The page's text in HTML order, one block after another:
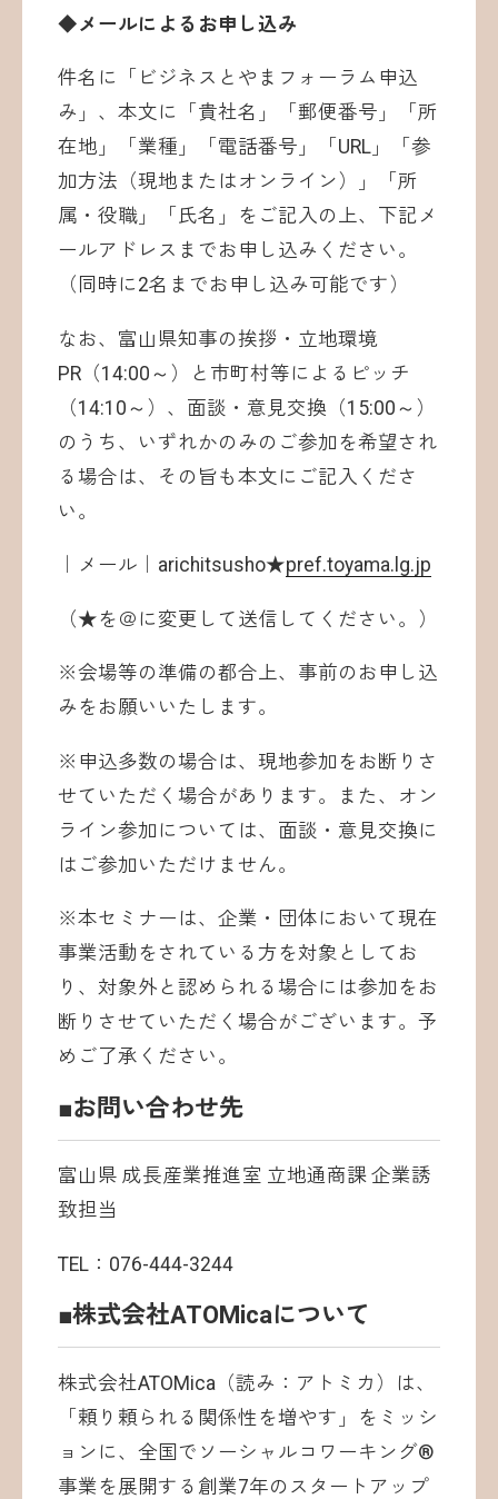
◆メールによるお申し込み
件名に「ビジネスとやまフォーラム申込
み」、本文に「貴社名」「郵便番号」「所
在地」「業種」「電話番号」「URL」「参
加方法（現地またはオンライン）」「所
属・役職」「氏名」をご記入の上、下記メ
ールアドレスまでお申し込みください。
（同時に2名までお申し込み可能です）
なお、富山県知事の挨拶・立地環境
PR（14:00～）と市町村等によるピッチ
（14:10～）、面談・意見交換（15:00～）
のうち、いずれかのみのご参加を希望され
る場合は、その旨も本文にご記入くださ
い。
｜メール｜arichitsusho★pref.toyama.lg.jp
（★を＠に変更して送信してください。）
※会場等の準備の都合上、事前のお申し込
みをお願いいたします。
※申込多数の場合は、現地参加をお断りさ
せていただく場合があります。また、オン
ライン参加については、面談・意見交換に
はご参加いただけません。
※本セミナーは、企業・団体において現在
事業活動をされている方を対象としてお
り、対象外と認められる場合には参加をお
断りさせていただく場合がございます。予
めご了承ください。
■お問い合わせ先
富山県 成長産業推進室 立地通商課 企業誘
致担当
TEL：076-444-3244
■株式会社ATOMicaについて
株式会社ATOMica（読み：アトミカ）は、
「頼り頼られる関係性を増やす」をミッシ
ョンに、全国でソーシャルコワーキング®
事業を展開する創業7年のスタートアップ